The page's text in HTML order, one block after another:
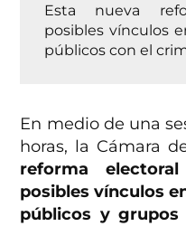
Esta nueva
posibles vínculos
públicos con el
En medio de una
horas, la Cámara
reforma
posibles vínculos
públicos y grupos